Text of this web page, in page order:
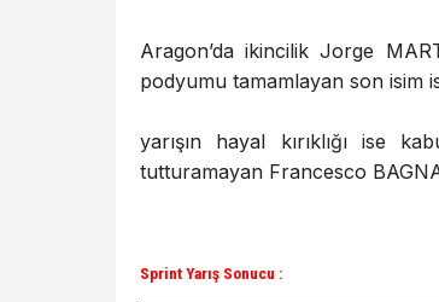
Aragon’da ikincilik Jorge
podyumu tamamlayan son isim
yarışın hayal kırıklığı ise
tutturamayan Francesco
Sprint Yarış Sonucu :